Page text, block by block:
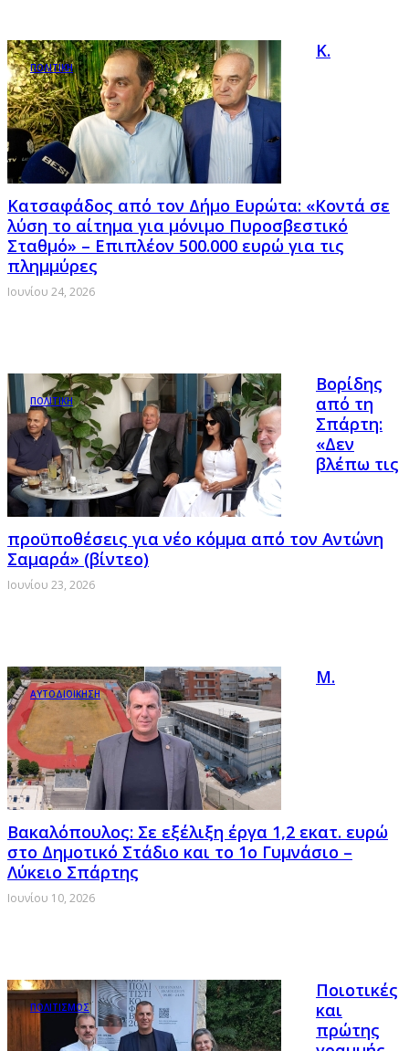
ΠΟΛΙΤΙΚΗ
Κ.
Κατσαφάδος από τον Δήμο Ευρώτα: «Κοντά σε
λύση το αίτημα για μόνιμο Πυροσβεστικό
Σταθμό» – Επιπλέον 500.000 ευρώ για τις
πλημμύρες
Ιουνίου 24, 2026
ΠΟΛΙΤΙΚΗ
Βορίδης
από τη
Σπάρτη:
«Δεν
βλέπω τις
προϋποθέσεις για νέο κόμμα από τον Αντώνη
Σαμαρά» (βίντεο)
Ιουνίου 23, 2026
ΑΥΤΟΔΙΟΙΚΗΣΗ
Μ.
Βακαλόπουλος: Σε εξέλιξη έργα 1,2 εκατ. ευρώ
στο Δημοτικό Στάδιο και το 1ο Γυμνάσιο –
Λύκειο Σπάρτης
Ιουνίου 10, 2026
ΠΟΛΙΤΙΣΜΟΣ
Ποιοτικές
και
πρώτης